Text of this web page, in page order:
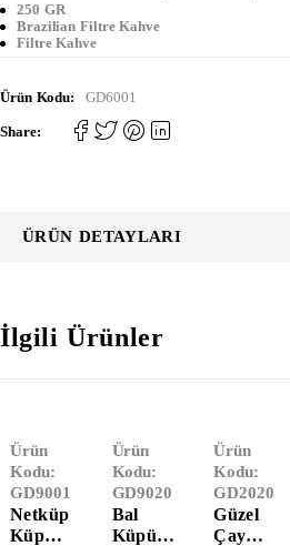
250 GR
Brazilian Filtre Kahve
Filtre Kahve
Ürün Kodu: GD6001
Share:
ÜRÜN DETAYLARI
İlgili Ürünler
Ürün
Kodu:
GD9001
Netküp
Küp
Ürün
Kodu:
GD9020
Bal
Küpü
Ürün
Kodu:
GD2020
Güzel
Çay